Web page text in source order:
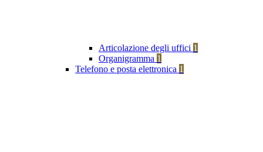
Articolazione degli uffici 1
Organigramma 1
Telefono e posta elettronica 1